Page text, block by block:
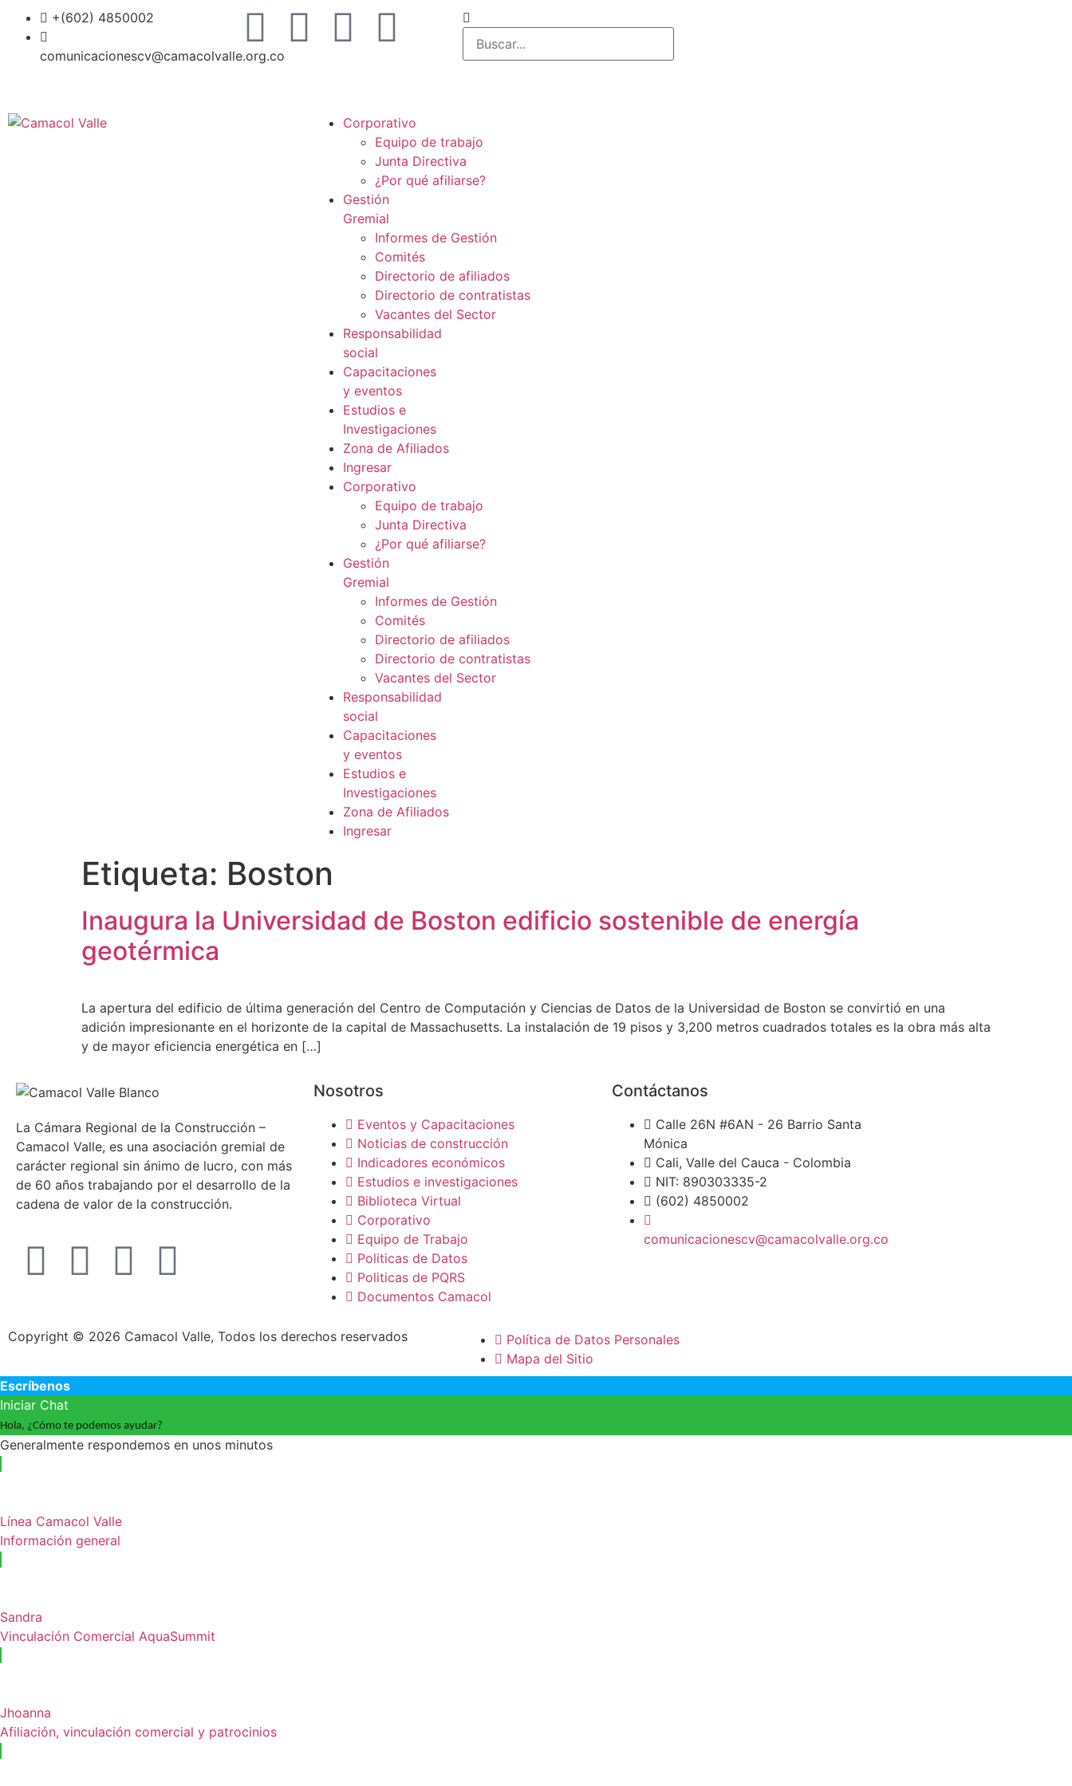
+(602) 4850002
comunicacionescv@camacolvalle.org.co
Corporativo
Equipo de trabajo
Junta Directiva
¿Por qué afiliarse?
Gestión
Gremial
Informes de Gestión
Comités
Directorio de afiliados
Directorio de contratistas
Vacantes del Sector
Responsabilidad
social
Capacitaciones
y eventos
Estudios e
Investigaciones
Zona de Afiliados
Ingresar
Corporativo
Equipo de trabajo
Junta Directiva
¿Por qué afiliarse?
Gestión
Gremial
Informes de Gestión
Comités
Directorio de afiliados
Directorio de contratistas
Vacantes del Sector
Responsabilidad
social
Capacitaciones
y eventos
Estudios e
Investigaciones
Zona de Afiliados
Ingresar
Etiqueta: Boston
Inaugura la Universidad de Boston edificio sostenible de energía
geotérmica
La apertura del edificio de última generación del Centro de Computación y Ciencias de Datos de la Universidad de Boston se convirtió en una
adición impresionante en el horizonte de la capital de Massachusetts. La instalación de 19 pisos y 3,200 metros cuadrados totales es la obra más alta
y de mayor eficiencia energética en […]
La Cámara Regional de la Construcción –
Camacol Valle, es una asociación gremial de
carácter regional sin ánimo de lucro, con más
de 60 años trabajando por el desarrollo de la
cadena de valor de la construcción.
Nosotros
Eventos y Capacitaciones
Noticias de construcción
Indicadores económicos
Estudios e investigaciones
Biblioteca Virtual
Corporativo
Equipo de Trabajo
Politicas de Datos
Politicas de PQRS
Documentos Camacol
Contáctanos
Calle 26N #6AN - 26 Barrio Santa
Mónica
Cali, Valle del Cauca - Colombia
NIT: 890303335-2
(602) 4850002
comunicacionescv@camacolvalle.org.co
Copyright © 2026 Camacol Valle, Todos los derechos reservados
Política de Datos Personales
Mapa del Sitio
Escríbenos
Iniciar Chat
Hola, ¿Cómo te podemos ayudar?
Generalmente respondemos en unos minutos
Línea Camacol Valle
Información general
Sandra
Vinculación Comercial AquaSummit
Jhoanna
Afiliación, vinculación comercial y patrocinios